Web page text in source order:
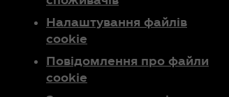
Налаштування файлів
cookie
Повідомлення про файли
cookie